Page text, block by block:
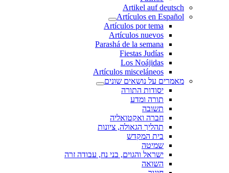
Artikel auf deutsch
Artículos en Español
Artículos por tema
Artículos nuevos
Parashá de la semana
Fiestas Judías
Los Noájidas
Artículos misceláneos
מאמרים על נושאים שונים
יסודות התורה
תורה ומדע
תשובה
חברה ואקטואליה
תהליך הגאולה, ציונות
בית המקדש
שמיטה
ישראל והגוים, בני נח, עבודה זרה
השואה